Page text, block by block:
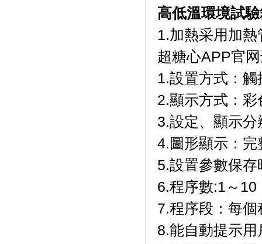
高低溫環境試
1.加熱采用加熱
超糖心APP官
1.設置方式：觸
2.顯示方式：
3.設定、顯
4.圖形顯示：
5.設置參數保存
6.程序數:1～10
7.程序段：每
8.能自動提示用